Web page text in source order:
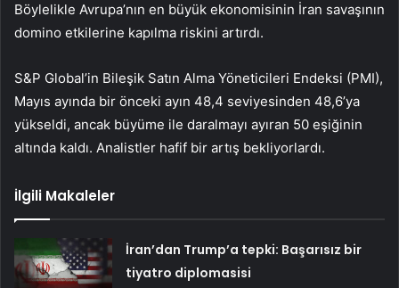
Böylelikle Avrupa’nın en büyük ekonomisinin İran savaşının
domino etkilerine kapılma riskini artırdı.
S&P Global’in Bileşik Satın Alma Yöneticileri Endeksi (PMI),
Mayıs ayında bir önceki ayın 48,4 seviyesinden 48,6’ya
yükseldi, ancak büyüme ile daralmayı ayıran 50 eşiğinin
altında kaldı. Analistler hafif bir artış bekliyorlardı.
İlgili Makaleler
İran’dan Trump’a tepki: Başarısız bir
tiyatro diplomasisi